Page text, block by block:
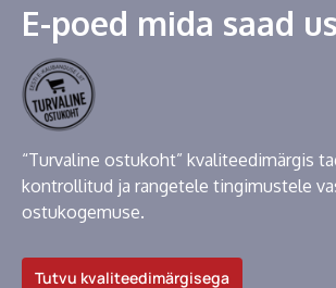
E-poed mida saad
“Turvaline ostukoht” kvaliteedimärgis
kontrollitud ja rangetele tingimustele
ostukogemuse.
Tutvu kvaliteedimärgisega